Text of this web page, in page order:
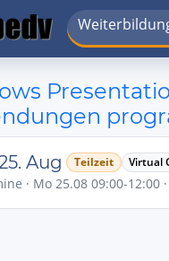
Aug Teilzeit Virtual
· Mo 25.08 09:00-12:00